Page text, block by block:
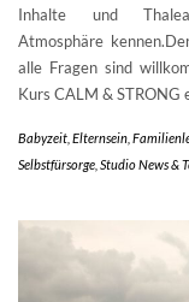
Inhalte und
Atmosphäre
alle Fragen sind
Kurs CALM &
Babyzeit Elternsein
Selbstfürsorge Studio News &